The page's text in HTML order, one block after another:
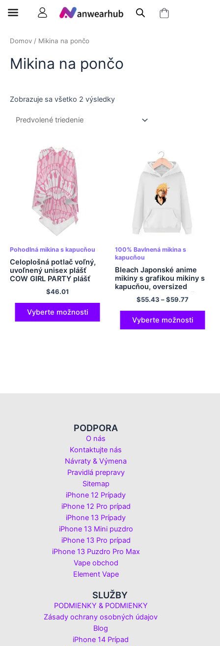
Domov / Mikina na pončo
Mikina na pončo
Zobrazuje sa všetko 2 výsledky
Pohodlná mikina s kapucňou
Celoplošná potlač voľný,
uvoľnený unisex plášť
COW GIRL PARTY plášť
$46.01
Vyberte možnosti
100% Bavlnená mikina s
kapucňou
Bleach Japonské anime
mikiny s grafikou mikiny s
kapucňou, oversized
sveter mikina s kapucňou,
mikiny veľkosti EÚ,
polyesterová mikina s
kapucňou, viacfarebná
$55.43 –$59.77
Vyberte možnosti
PODPORA
O nás
Kontaktujte nás
Návraty & Výmena
Pravidlá prepravy
Sitemap
iPhone 12 Prípady
iPhone 12 Pro prípad
iPhone 13 Prípady
iPhone 13 Mini puzdro
iPhone 13 Pro prípad
iPhone 13 Puzdro Pro Max
Vape obchod
Element Vape
SLUŽBY
PODMIENKY & PODMIENKY
Zásady ochrany osobných údajov
Blog
iPhone 14 Prípad